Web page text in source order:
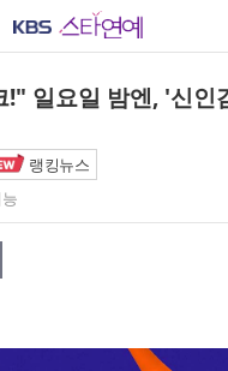
!" 일요일 밤엔, '신인
랭킹뉴스